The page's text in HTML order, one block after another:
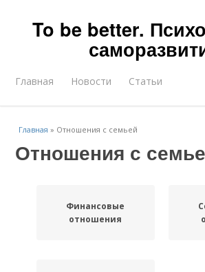
To be better.
Главная Новости Статьи
Главная » Отношения с семьей
Отношения с
Финансовые
отношения